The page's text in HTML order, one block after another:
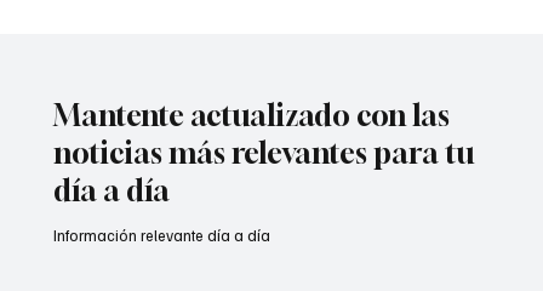
Mantente actualizado con las
noticias más relevantes para tu
día a día
Información relevante día a día